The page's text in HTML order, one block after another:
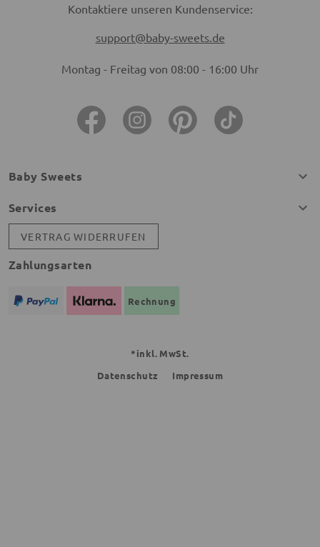
Kontaktiere unseren Kundenservice:
support@baby-sweets.de
Montag - Freitag von 08:00 - 16:00 Uhr
Baby Sweets
Services
VERTRAG WIDERRUFEN
Zahlungsarten
Rechnung
*inkl. MwSt.
Datenschutz
Impressum